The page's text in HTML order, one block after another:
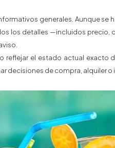
generales. Aunque se
los detalles —incluidos
el estado actual
decisiones de compra, alquiler o